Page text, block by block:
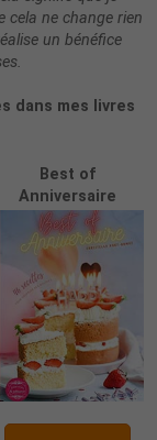
cela ne change rien
un bénéfice
dans mes livres
Best of
Anniversaire